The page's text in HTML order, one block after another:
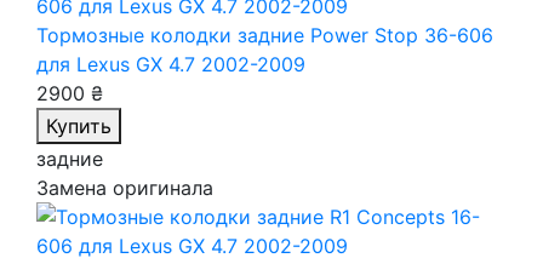
Тормозные колодки задние Power Stop 36-606
для Lexus GX 4.7 2002-2009
2900 ₴
Купить
задние
Замена оригинала